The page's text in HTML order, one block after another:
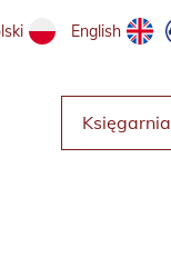
English
Księgarnia